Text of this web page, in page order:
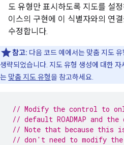
도 유형만 표시하도록 지도를 설정
이스의 구현에 이 식별자와의 연
수정합니다.
참고: 다음 코드 예에서는 맞춤 지도
생략되었습니다. 지도 유형 생성에 대한 자
는 맞춤 지도 유형을 참고하세요.
// Modify the control to
// default ROADMAP and the
// Note that because this
// don't need to modify the